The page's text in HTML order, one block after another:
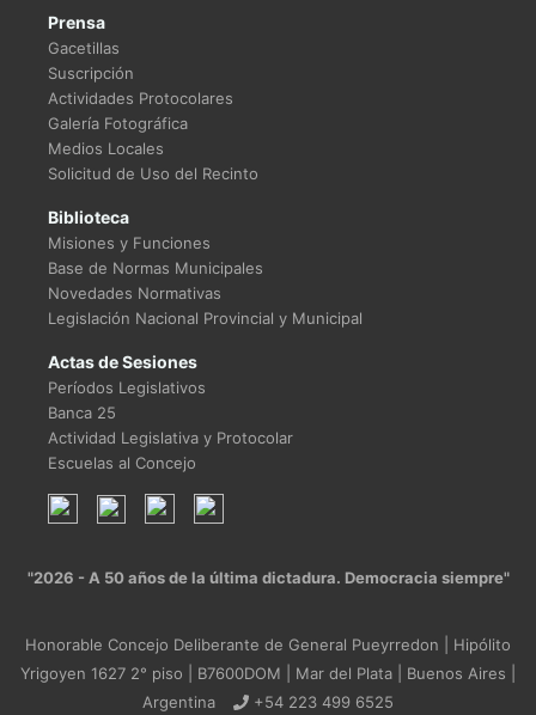
Prensa
Gacetillas
Suscripción
Actividades Protocolares
Galería Fotográfica
Medios Locales
Solicitud de Uso del Recinto
Biblioteca
Misiones y Funciones
Base de Normas Municipales
Novedades Normativas
Legislación Nacional Provincial y Municipal
Actas de Sesiones
Períodos Legislativos
Banca 25
Actividad Legislativa y Protocolar
Escuelas al Concejo
"2026 - A 50 años de la última dictadura. Democracia siempre"
Honorable Concejo Deliberante de General Pueyrredon | Hipólito
Yrigoyen 1627 2° piso | B7600DOM | Mar del Plata | Buenos Aires |
Argentina
+54 223 499 6525